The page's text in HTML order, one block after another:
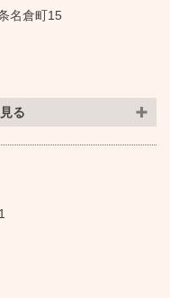
名倉町15
る